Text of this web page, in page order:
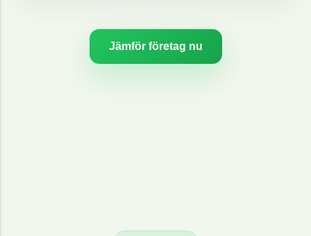
Jämför företag nu